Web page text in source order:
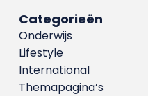
Categorieën
Onderwijs
Lifestyle
International
Themapagina’s